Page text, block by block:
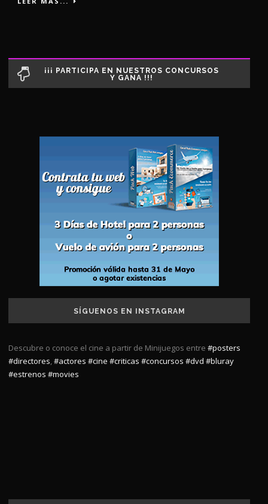
¡¡¡ PARTICIPA EN NUESTROS CONCURSOS
Y GANA !!!
SÍGUENOS EN INSTAGRAM
Descubre o conoce el cine a partir de Minijuegos entre #posters
#directores,#actores #cine #criticas #concursos #dvd #bluray
#estrenos #movies